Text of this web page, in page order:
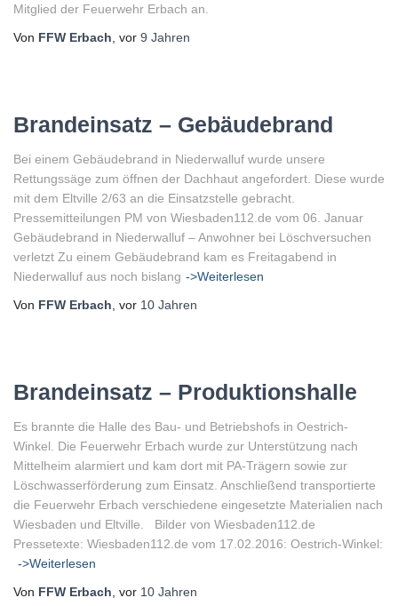
Mitglied der Feuerwehr Erbach an.
Von FFW Erbach , vor 9 Jahren
Brandeinsatz – Gebäudebrand
Bei einem Gebäudebrand in Niederwalluf wurde unsere
Rettungssäge zum öffnen der Dachhaut angefordert. Diese wurde
mit dem Eltville 2/63 an die Einsatzstelle gebracht.
Pressemitteilungen PM von Wiesbaden112.de vom 06. Januar
Gebäudebrand in Niederwalluf – Anwohner bei Löschversuchen
verletzt Zu einem Gebäudebrand kam es Freitagabend in
Niederwalluf aus noch bislang ->Weiterlesen
Von FFW Erbach , vor 10 Jahren
Brandeinsatz – Produktionshalle
Es brannte die Halle des Bau- und Betriebshofs in Oestrich-
Winkel. Die Feuerwehr Erbach wurde zur Unterstützung nach
Mittelheim alarmiert und kam dort mit PA-Trägern sowie zur
Löschwasserförderung zum Einsatz. Anschließend transportierte
die Feuerwehr Erbach verschiedene eingesetzte Materialien nach
Wiesbaden und Eltville. Bilder von Wiesbaden112.de
Pressetexte: Wiesbaden112.de vom 17.02.2016: Oestrich-Winkel:
->Weiterlesen
Von FFW Erbach , vor 10 Jahren